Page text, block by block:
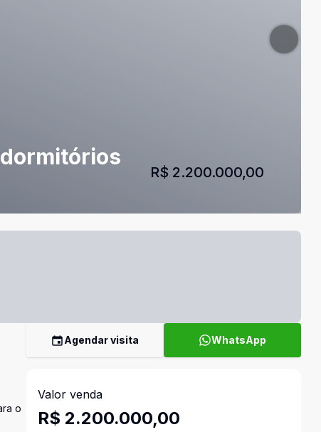
R$ 2.200.000,00
o
Agendar visita WhatsApp
Valor venda
R$ 2.200.000,00